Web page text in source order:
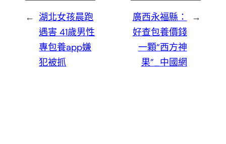
← 湖北女孩晨跑
遇害 41歲男性
專包養app嫌
犯被抓
→
廣西永福縣：
好查包養價錢
一顆“西方神
果”_中國網